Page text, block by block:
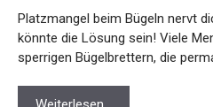
Platzmangel beim Bügeln nervt
könnte die Lösung sein! Viele
sperrigen Bügelbrettern, die